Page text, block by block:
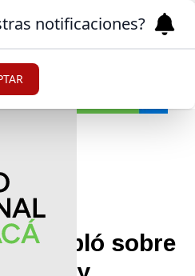
habló sobre
notificaciones?